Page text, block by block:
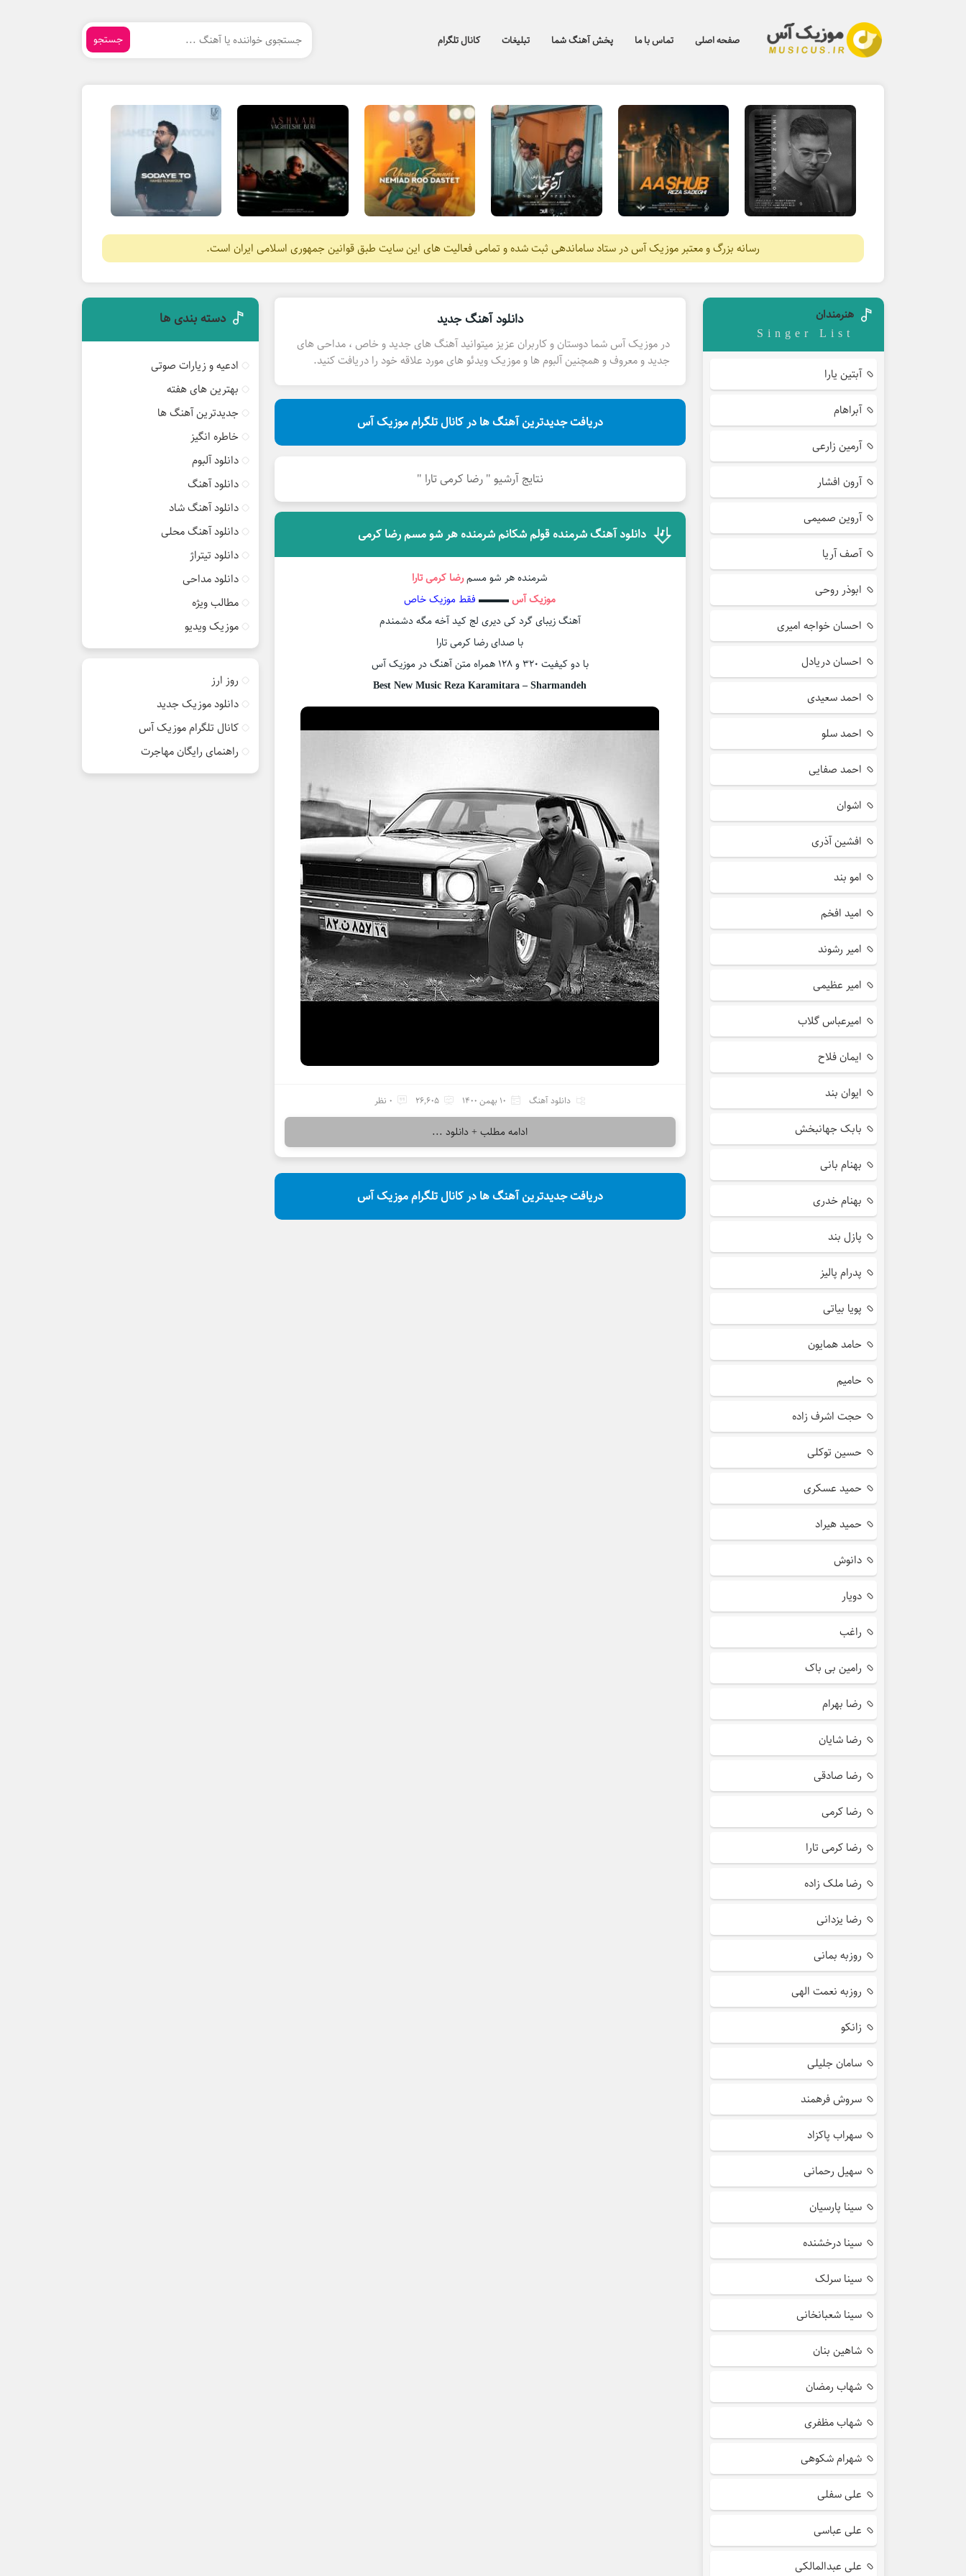
صفحه اصلی تماس با ما پخش آهنگ شما تبلیغات کانال تلگرام جستجو
رسانه بزرگ و معتبر موزیک آس در ستاد ساماندهی ثبت شده و تمامی فعالیت های این سایت طبق قوانین جمهوری اسلامی ایران است.
دانلود آهنگ جدید
در موزیک آس شما دوستان و کاربران عزیز میتوانید آهنگ های جدید و خاص ، مداحی های
جدید و معروف و همچنین آلبوم ها و موزیک ویدئو های مورد علاقه خود را دریافت کنید.
دریافت جدیدترین آهنگ ها در کانال تلگرام موزیک آس
نتایج آرشیو " رضا کرمی تارا "
دانلود آهنگ شرمنده قولم شکانم شرمنده هر شو مسم رضا کرمی
شرمنده هر شو مسمرضا کرمی تارا
موزیک آس▬▬▬ فقط موزیک خاص
آهنگ زیبای گرد کی دیری لج کید آخه مگه دشمندم
با صدای رضا کرمی تارا
با دو کیفیت ۳۲۰ و ۱۲۸ همراه متن آهنگ در موزیک آس
Best New Music Reza Karamitara – Sharmandeh
دانلود آهنگ 10 بهمن 1400 26,605 0 نظر
ادامه مطلب + دانلود ...
دریافت جدیدترین آهنگ ها در کانال تلگرام موزیک آس
هنرمندان
Singer List
آبتین یارا
آبراهام
آرمین زارعی
آرون افشار
آروین صمیمی
آصف آریا
ابوذر روحی
احسان خواجه امیری
احسان دریادل
احمد سعیدی
احمد سلو
احمد صفایی
اشوان
افشین آذری
امو بند
امید افخم
امیر رشوند
امیر عظیمی
امیرعباس گلاب
ایمان فلاح
ایوان بند
بابک جهانبخش
بهنام بانی
بهنام خدری
پازل بند
پدرام پالیز
پویا بیاتی
حامد همایون
حامیم
حجت اشرف زاده
حسین توکلی
حمید عسکری
حمید هیراد
دانوش
دویار
راغب
رامین بی باک
رضا بهرام
رضا شایان
رضا صادقی
رضا کرمی
رضا کرمی تارا
رضا ملک زاده
رضا یزدانی
روزبه بمانی
روزبه نعمت الهی
زانکو
سامان جلیلی
سروش فرهمند
سهراب پاکزاد
سهیل رحمانی
سینا پارسیان
سینا درخشنده
سینا سرلک
سینا شعبانخانی
شاهین بنان
شهاب رمضان
شهاب مظفری
شهرام شکوهی
علی سفلی
علی عباسی
علی عبدالمالکی
دسته بندی ها
ادعیه و زیارات صوتی
بهترین های هفته
جدیدترین آهنگ ها
خاطره انگیز
دانلود آلبوم
دانلود آهنگ
دانلود آهنگ شاد
دانلود آهنگ محلی
دانلود تیتراژ
دانلود مداحی
مطالب ویژه
موزیک ویدیو
روز ارز
دانلود موزیک جدید
کانال تلگرام موزیک آس
راهنمای رایگان مهاجرت